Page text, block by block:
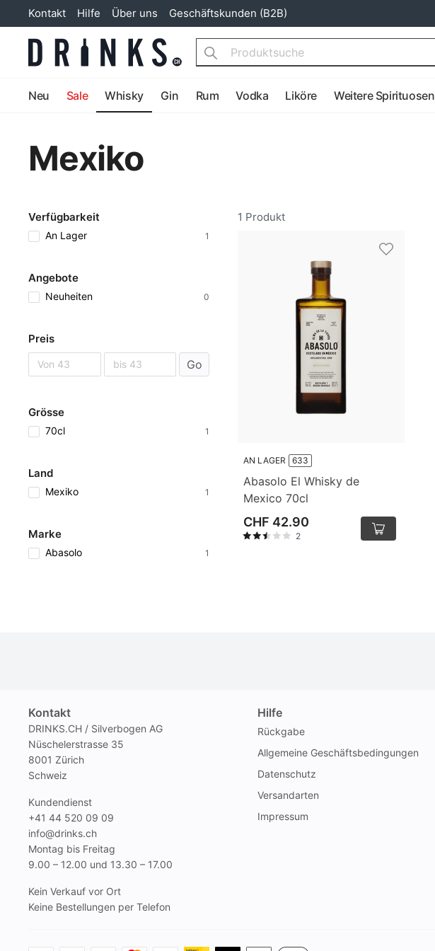
Kontakt Hilfe Über uns Geschäftskunden (B2B)
Search
Neu Sale Whisky Gin Rum Vodka Liköre Weitere Spirituosen
Mexiko
Verfügbarkeit
An Lager 1
Angebote
Neuheiten 0
Preis
Go
Grösse
70cl 1
Land
Mexiko 1
Marke
Abasolo 1
1 Produkt
AN LAGER 633
Abasolo El Whisky de
Mexico 70cl
CHF 42.90
2
Kontakt
DRINKS.CH / Silverbogen AG
Nüschelerstrasse 35
8001 Zürich
Schweiz
Kundendienst
+41 44 520 09 09
info@drinks.ch
Montag bis Freitag
9.00 – 12.00 und 13.30 – 17.00
Kein Verkauf vor Ort
Keine Bestellungen per Telefon
Hilfe
Rückgabe
Allgemeine Geschäftsbedingungen
Datenschutz
Versandarten
Impressum